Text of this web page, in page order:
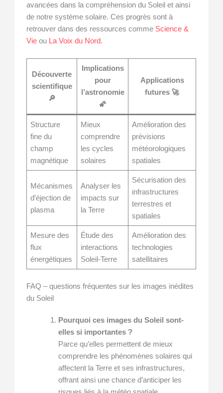
avancées dans la compréhension du Soleil et ainsi
de notre système solaire. Ces progrès sont à
retrouver dans des ressources comme Science &
Vie ou La Voix du Nord.
Découverte
scientifique
🔎
Implications
pour
l’astronomie
🌠
Applications
futures 🚀
Structure
fine du
champ
magnétique
Mieux
comprendre
les cycles
solaires
Amélioration des
prévisions
météorologiques
spatiales
Mécanismes
d’éjection de
plasma
Analyser les
impacts sur
la Terre
Sécurisation des
infrastructures
terrestres et
spatiales
Mesure des
flux
énergétiques
Étude des
interactions
Soleil-Terre
Amélioration des
technologies
satellitaires
FAQ – questions fréquentes sur les images inédites
du Soleil
Pourquoi ces images du Soleil sont-
elles si importantes ?
Parce qu’elles permettent de mieux
comprendre les phénomènes solaires qui
affectent la Terre et ses infrastructures,
offrant ainsi une chance d’anticiper les